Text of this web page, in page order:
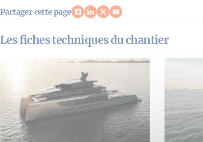
Partager cette page
Les fiches techniques du chantier